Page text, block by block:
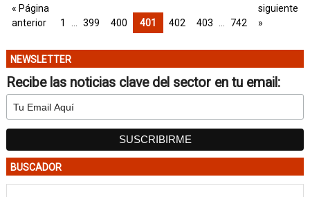
« Página
anterior
1 399 400 401 402 403 742
siguiente
»
NEWSLETTER
Recibe las noticias clave del sector en tu email:
BUSCADOR